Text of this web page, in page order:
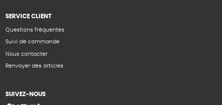
SERVICE CLIENT
Questions fréquentes
Suivi de commande
Nous contacter
Renvoyer des articles
SUIVEZ-NOUS